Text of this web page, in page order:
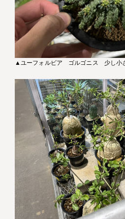
▲ユーフォルビア ゴルゴニス 少し小さ